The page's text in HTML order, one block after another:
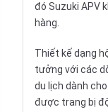
đó Suzuki APV
hàng.
Thiết kế dạng
tưởng với các
du lịch dành
được trang bị